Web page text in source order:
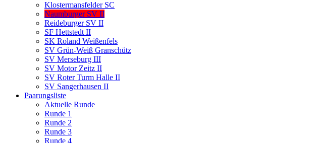
Klostermansfelder SC
Naumburger SV II
Reideburger SV II
SF Hettstedt II
SK Roland Weißenfels
SV Grün-Weiß Granschütz
SV Merseburg III
SV Motor Zeitz II
SV Roter Turm Halle II
SV Sangerhausen II
Paarungsliste
Aktuelle Runde
Runde 1
Runde 2
Runde 3
Runde 4